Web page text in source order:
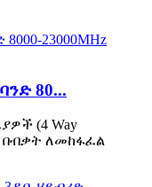
80...
(4 Way
በብቃት ለመከፋፈል